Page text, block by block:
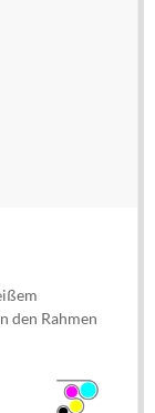
den Rahmen